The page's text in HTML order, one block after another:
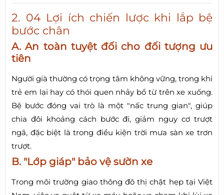
2. 04 Lợi ích chiến lược khi lắp bệ
bước chân
A. An toàn tuyệt đối cho đối tượng ưu
tiên
Người già thường có trọng tâm không vững, trong khi
trẻ em lại hay có thói quen nhảy bổ từ trên xe xuống.
Bệ bước đóng vai trò là một "nấc trung gian", giúp
chia đôi khoảng cách bước đi, giảm nguy cơ trượt
ngã, đặc biệt là trong điều kiện trời mưa sàn xe trơn
trượt.
B. "Lớp giáp" bảo vệ sườn xe
Trong môi trường giao thông đô thị chật hẹp tại Việt